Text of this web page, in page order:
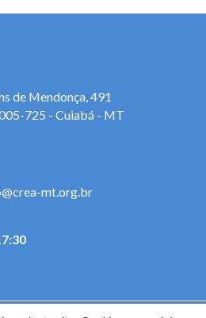
de Mendonça, 491
725 - Cuiabá - MT
mt.org.br